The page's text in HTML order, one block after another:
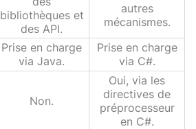
bibliothèques et
des API.
autres
mécanismes.
Prise en charge
via Java.
Prise en charge
via C#.
Non.
Oui, via les
directives de
préprocesseur
en C#.